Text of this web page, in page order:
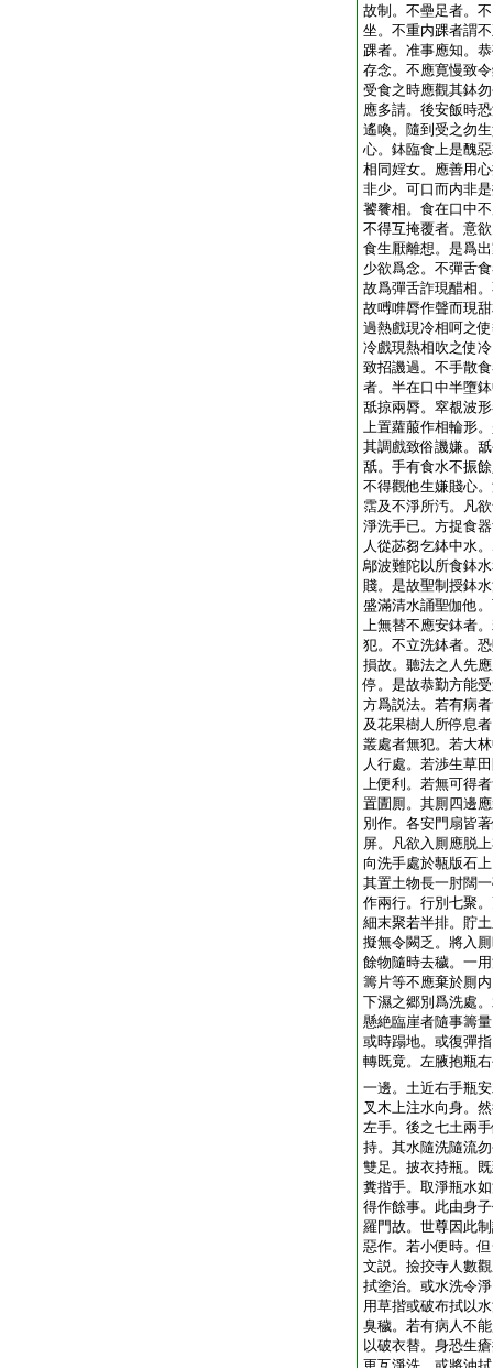
故制。不壘足者。
坐。不重内踝者謂
踝者。准事應知。
存念。不應寛慢致
受食之時應觀其鉢
應多請。後安飯時
遙喚。隨到受之勿
心。鉢臨食上是醜
相同婬女。應善用
非少。可口而内非
饕餮相。食在口中
不得互掩覆者。意
食生厭離想。是爲
少欲爲念。不彈舌
故爲彈舌詐現醋相
故㗘㗱脣作聲而現
過熱戲現冷相呵之
冷戲現熱相吹之使
致招譏過。不手散
者。半在口中半墮
舐掠兩脣。窣覩波
上置蘿菔作相輪形
其調戲致俗譏嫌。
舐。手有食水不振
不得觀他生嫌賤心
霑及不淨所汚。凡
淨洗手已。方捉食
人從苾芻乞鉢中水
鄔波難陀以所食鉢
賤。是故聖制授鉢
盛滿清水誦聖伽他
上無替不應安鉢者
犯。不立洗鉢者。
損故。聽法之人先
停。是故恭勤方能
方爲説法。若有病
及花果樹人所停息
叢處者無犯。若大
人行處。若渉生草
上便利。若無可得
置圊厠。其厠四邊
別作。各安門扇皆
屏。凡欲入厠應脱
向洗手處於甎版石
其置土物長一肘闊
作兩行。行別七聚
細末聚若半排。貯
擬無令闕乏。將入
餘物隨時去穢。一
籌片等不應棄於厠
下濕之郷別爲洗處
懸絶臨崖者隨事籌
或時蹋地。或復彈
轉既竟。左腋抱瓶
一邊。土近右手瓶
叉木上注水向身。
左手。後之七土兩
持。其水隨洗隨流
雙足。披衣持瓶。
糞揩手。取淨瓶水
得作餘事。此由身
羅門故。世尊因此
惡作。若小便時。
文説。撿挍寺人數
拭塗治。或水洗令
用草揩或破布拭以
臭穢。若有病人不
以破衣替。身恐生